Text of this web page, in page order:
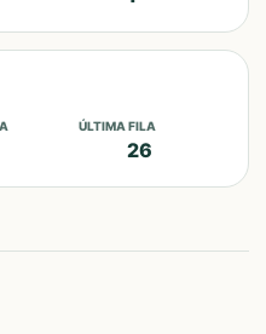
ÚLTIMA FILA
26